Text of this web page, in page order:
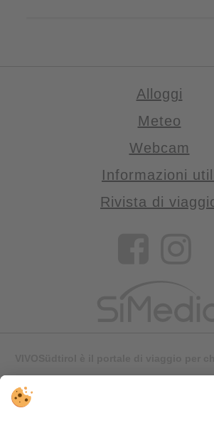
Alloggi
Meteo
Webcam
Informazioni
Rivista di